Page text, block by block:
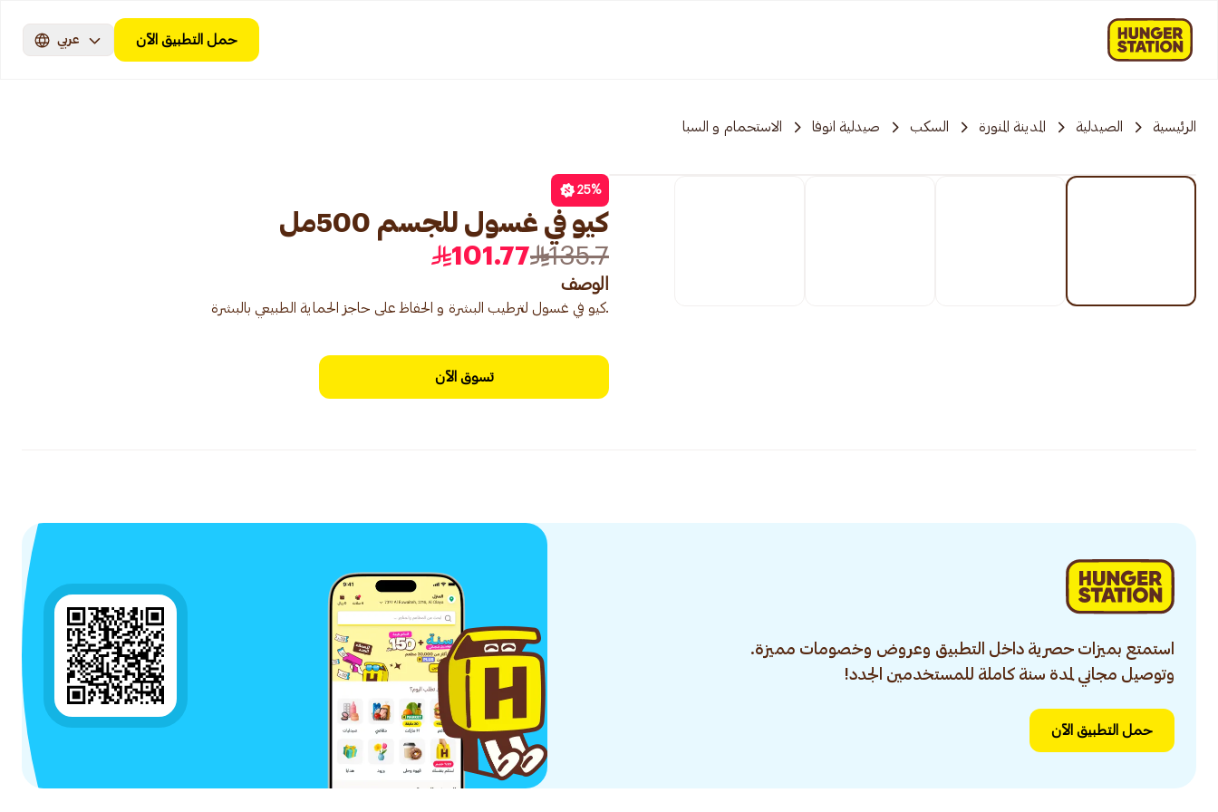
حمل التطبيق الآن عربي
الرئيسية الصيدلية المدينة المنورة السكب صيدلية انوفا الاستحمام و السبا
25%
كيو في غسول للجسم 500مل
135.7
101.77
الوصف
.كيو في غسول لترطيب البشرة و الحفاظ على حاجز الحماية الطبيعي بالبشرة
تسوق الآن
استمتع بميزات حصرية داخل التطبيق وعروض وخصومات مميزة.
وتوصيل مجاني لمدة سنة كاملة للمستخدمين الجدد!
حمل التطبيق الآن